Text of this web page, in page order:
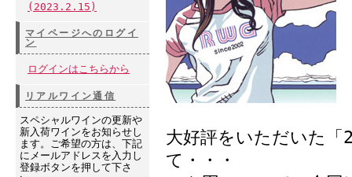
(2023.2.15)
マイページへのログイ
ン
ログインはこちらから
リアルワイン通信
スペシャルワインの更新や
新入荷ワインをお知らせし
ます。ご希望の方は、下記
にメールアドレスを入力し
登録ボタンを押して下さ
大好評をいただいた
て・・・